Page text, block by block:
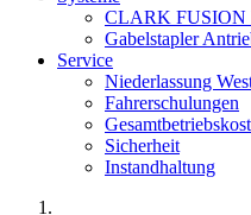
CLARK FUSION
Gabelstapler
Service
Niederlassung
Fahrerschulungen
Sicherheit
Instandhaltung